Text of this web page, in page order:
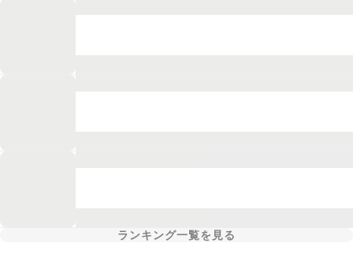
ランキング一覧を見る